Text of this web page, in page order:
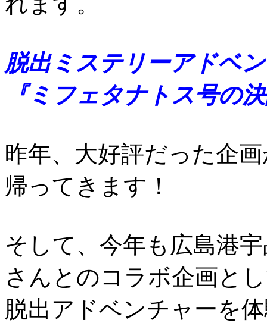
脱出ミステリーアドベ
『ミフェタナトス号の
昨年、大好評だった企
帰ってきます！
そして、今年も広島港
さんとのコラボ企画と
脱出アドベンチャーを